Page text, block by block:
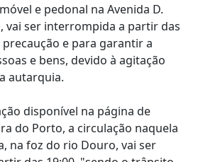
e pedonal na Avenida D.
vai ser interrompida a partir das
e para garantir a
e bens, devido à agitação
autarquia.
disponível na página de
do Porto, a circulação naquela
na foz do rio Douro, vai ser